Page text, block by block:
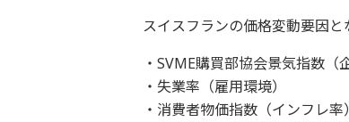
スイスフランの価格変動要因と
・SVME購買部協会景気指数（
・失業率（雇用環境）
・消費者物価指数（インフレ率）